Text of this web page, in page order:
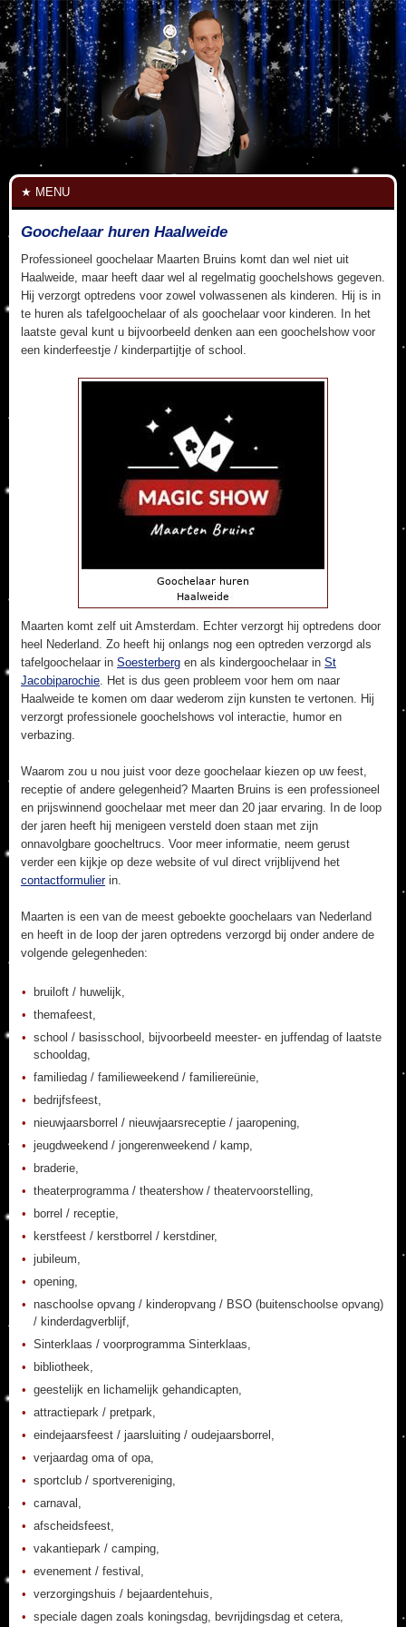
MENU
Goochelaar huren Haalweide
Professioneel goochelaar Maarten Bruins komt dan wel niet uit
Haalweide, maar heeft daar wel al regelmatig goochelshows gegeven.
Hij verzorgt optredens voor zowel volwassenen als kinderen. Hij is in
te huren als tafelgoochelaar of als goochelaar voor kinderen. In het
laatste geval kunt u bijvoorbeeld denken aan een goochelshow voor
een kinderfeestje / kinderpartijtje of school.
Maarten komt zelf uit Amsterdam. Echter verzorgt hij optredens door
heel Nederland. Zo heeft hij onlangs nog een optreden verzorgd als
tafelgoochelaar in Soesterberg en als kindergoochelaar in St
Jacobiparochie. Het is dus geen probleem voor hem om naar
Haalweide te komen om daar wederom zijn kunsten te vertonen. Hij
verzorgt professionele goochelshows vol interactie, humor en
verbazing.
Waarom zou u nou juist voor deze goochelaar kiezen op uw feest,
receptie of andere gelegenheid? Maarten Bruins is een professioneel
en prijswinnend goochelaar met meer dan 20 jaar ervaring. In de loop
der jaren heeft hij menigeen versteld doen staan met zijn
onnavolgbare goocheltrucs. Voor meer informatie, neem gerust
verder een kijkje op deze website of vul direct vrijblijvend het
contactformulierin.
Maarten is een van de meest geboekte goochelaars van Nederland
en heeft in de loop der jaren optredens verzorgd bij onder andere de
volgende gelegenheden:
bruiloft / huwelijk,
themafeest,
school / basisschool, bijvoorbeeld meester- en juffendag of laatste
schooldag,
familiedag / familieweekend / familiereünie,
bedrijfsfeest,
nieuwjaarsborrel / nieuwjaarsreceptie / jaaropening,
jeugdweekend / jongerenweekend / kamp,
braderie,
theaterprogramma / theatershow / theatervoorstelling,
borrel / receptie,
kerstfeest / kerstborrel / kerstdiner,
jubileum,
opening,
naschoolse opvang / kinderopvang / BSO (buitenschoolse opvang)
/ kinderdagverblijf,
Sinterklaas / voorprogramma Sinterklaas,
bibliotheek,
geestelijk en lichamelijk gehandicapten,
attractiepark / pretpark,
eindejaarsfeest / jaarsluiting / oudejaarsborrel,
verjaardag oma of opa,
sportclub / sportvereniging,
carnaval,
afscheidsfeest,
vakantiepark / camping,
evenement / festival,
verzorgingshuis / bejaardentehuis,
speciale dagen zoals koningsdag, bevrijdingsdag et cetera,